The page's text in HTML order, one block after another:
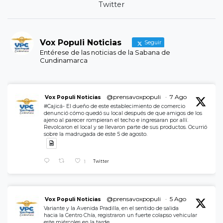
Twitter
Vox Populi Noticias Seguir
Entérese de las noticias de la Sabana de
Cundinamarca
Vox Populi Noticias @prensavoxpopuli · 7 Ago
#Cajicá- El dueño de este establecimiento de comercio
denunció cómo quedó su local después de que amigos de los
ajeno al parecer rompieran el techo e ingresaran por allí.
Revolcaron el local y se llevaron parte de sus productos. Ocurrió
sobre la madrugada de este 5 de agosto.
1 Twitter
Vox Populi Noticias @prensavoxpopuli · 5 Ago
Variante y la Avenida Pradilla, en el sentido de salida
hacia la Centro Chía, registraron un fuerte colapso vehicular